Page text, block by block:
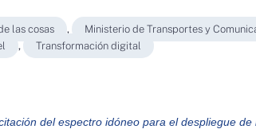
las cosas , Ministerio de Transportes y
, Transformación digital
del espectro idóneo para el despliegue de